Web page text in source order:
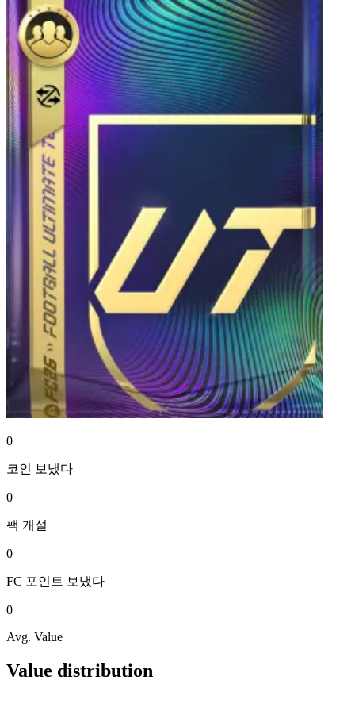
0
코인 보냈다
0
팩 개설
0
FC 포인트 보냈다
0
Avg. Value
Value distribution